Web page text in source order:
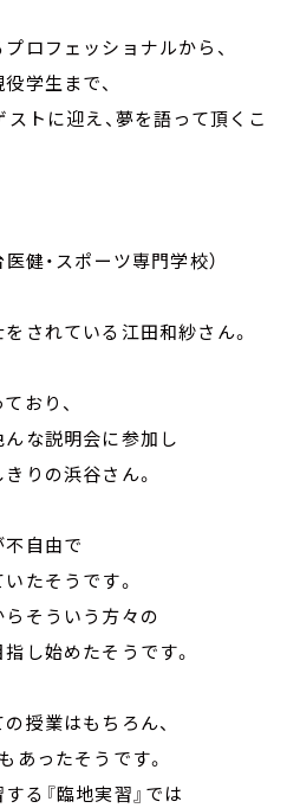
ロフェッショナルから、
学生まで、
ストに迎え、夢を語って頂くこ
健・スポーツ専門学校）
されている江田和紗さん。
おり、
な説明会に参加し
りの浜谷さん。
自由で
たそうです。
そういう方々の
し始めたそうです。
授業はもちろん、
あったそうです。
る『臨地実習』では